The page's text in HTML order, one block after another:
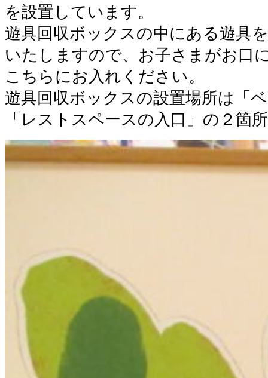
を設置しています。
遊具回収ボックスの中にある遊具
いたしますので、お子さまがお口
こちらにお入れください。
遊具回収ボックスの設置場所は「
「レストスペースの入口」の２箇